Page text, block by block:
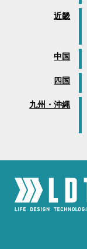
近畿
中国
四国
九州・沖縄